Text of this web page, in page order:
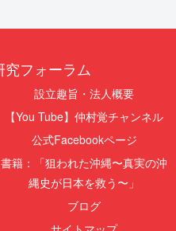
フォーラム
設立趣旨・法人概要
【You Tube】仲村覚チャンネル
公式Facebookページ
書籍：「狙われた沖縄〜真実の沖
縄史が日本を救う〜」
ブログ